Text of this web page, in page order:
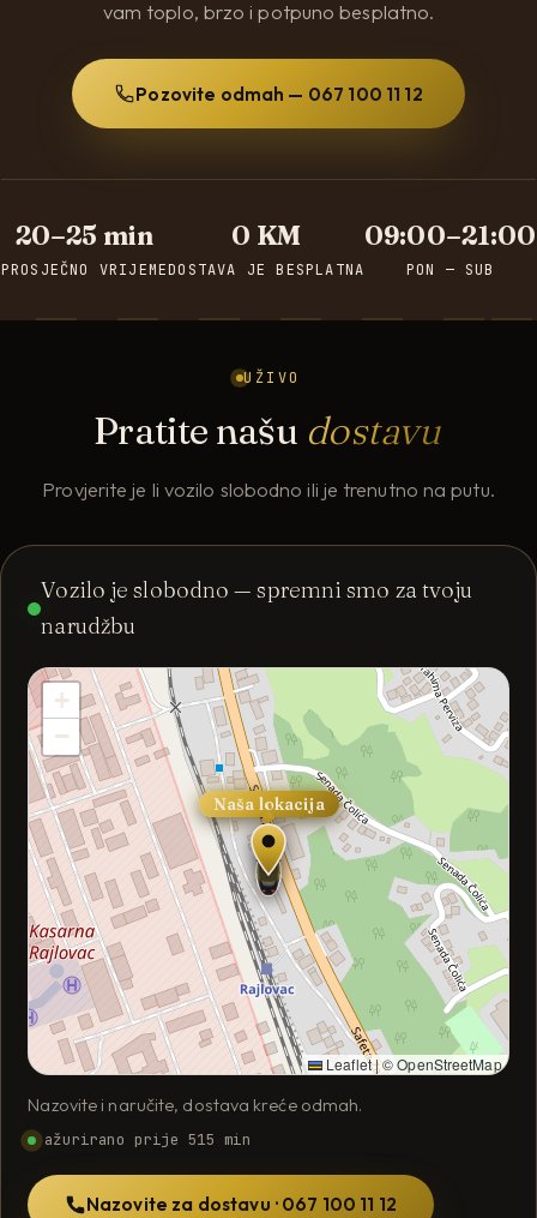
vam toplo, brzo i potpuno besplatno.
Pozovite odmah — 067 100 11 12
20–25 min
PROSJEČNO VRIJEME
0 KM
DOSTAVA JE BESPLATNA
09:00–21:00
PON — SUB
UŽIVO
Pratite našu dostavu
Provjerite je li vozilo slobodno ili je trenutno na putu.
Vozilo je slobodno — spremni smo za tvoju
narudžbu
Naša lokacija
+
−
Leaflet|© OpenStreetMap
Nazovite i naručite, dostava kreće odmah.
ažurirano prije 515 min
Nazovite za dostavu · 067 100 11 12